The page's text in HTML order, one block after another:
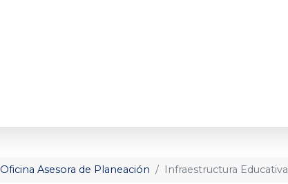
Oficina Asesora de Planeación Infraestructura Educativa